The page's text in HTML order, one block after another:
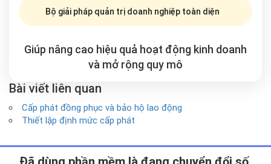
Bộ giải pháp quản trị doanh nghiệp toàn diện
Giúp nâng cao hiệu quả hoạt động kinh doanh
và mở rộng quy mô
Bài viết liên quan
Cấp phát đồng phục và bảo hộ lao động
Thiết lập định mức cấp phát